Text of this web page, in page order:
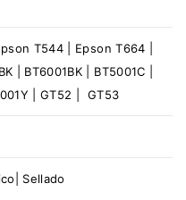
T544 | Epson T664 |
| BT6001BK | BT5001C |
| GT52 | GT53
Sellado